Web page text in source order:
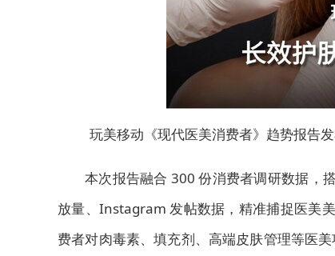
玩美移动《现代医美消费者》趋势报告
本次报告融合 300 份消费者调研数据，
放量、Instagram 发帖数据，精准捕捉医美
费者对肉毒素、填充剂、高端皮肤管理等医